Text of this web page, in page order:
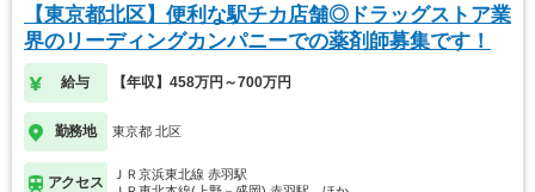
【東京都北区】便利な駅チカ店舗◎ドラッグストア業
界のリーディングカンパニーでの薬剤師募集です！
給与 【年収】458万円～700万円
勤務地 東京都 北区
アクセス
ＪＲ京浜東北線 赤羽駅